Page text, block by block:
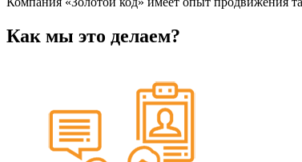
Как мы это делаем?